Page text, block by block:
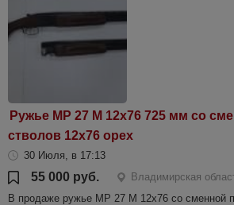
Ружье МР 27 М 12х76 725 мм со
стволов 12х76 орех
30 Июля, в 17:13
55 000 руб.
Владимирская
В продаже ружье МР 27 М 12х76 со сменной